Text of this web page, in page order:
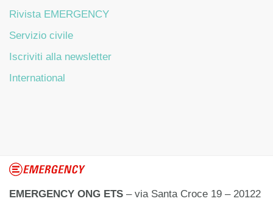
Rivista EMERGENCY
Servizio civile
Iscriviti alla newsletter
International
EMERGENCY ONG ETS – via Santa Croce 19 – 20122